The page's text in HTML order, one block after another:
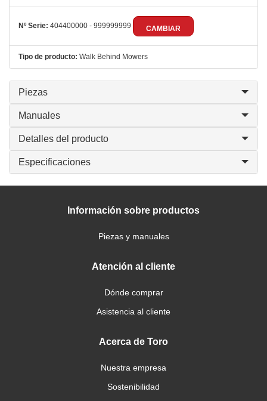
Nº Serie: 404400000 - 999999999 CAMBIAR
Tipo de producto: Walk Behind Mowers
Piezas
Manuales
Detalles del producto
Especificaciones
Información sobre productos
Piezas y manuales
Atención al cliente
Dónde comprar
Asistencia al cliente
Acerca de Toro
Nuestra empresa
Sostenibilidad